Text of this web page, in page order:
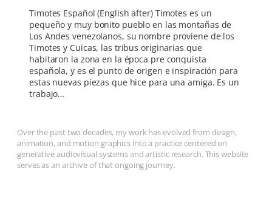
Timotes Español (English after) Timotes es un
pequeño y muy bonito pueblo en las montañas de
Los Andes venezolanos, su nombre proviene de los
Timotes y Cuicas, las tribus originarias que
habitaron la zona en la época pre conquista
española, y es el punto de origen e inspiración para
estas nuevas piezas que hice para una amiga. Es un
trabajo…
Over the past two decades, my work has evolved from design,
animation, and motion graphics into a practice centered on
generative audiovisual systems and artistic research. This website
serves as an archive of that ongoing journey.